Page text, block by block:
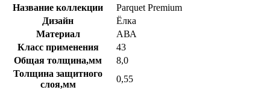
Название коллекции
Parquet Premium
Дизайн
Ёлка
Материал
АВА
Класс применения
43
Общая толщина,мм
8,0
Толщина защитного
слоя,мм
0,55